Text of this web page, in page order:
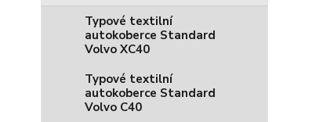
Typové textilní
autokoberce Standard
Volvo XC40
Typové textilní
autokoberce Standard
Volvo C40